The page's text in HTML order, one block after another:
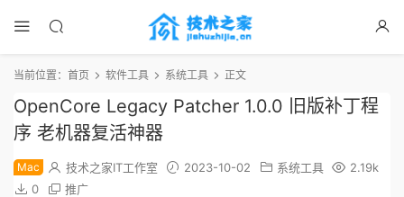
当前位置： 首页 软件工具 系统工具 正文
OpenCore Legacy Patcher 1.0.0 旧版补丁程
序 老机器复活神器
Mac 技术之家IT工作室 2023-10-02 系统工具
2.19k
0
推广